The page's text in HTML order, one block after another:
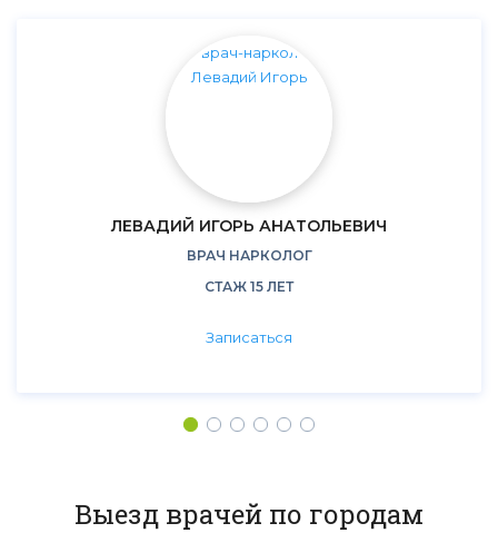
ЛЕВАДИЙ ИГОРЬ АНАТОЛЬЕВИЧ
ВРАЧ НАРКОЛОГ
СТАЖ 15 ЛЕТ
Записаться
Выезд врачей по городам